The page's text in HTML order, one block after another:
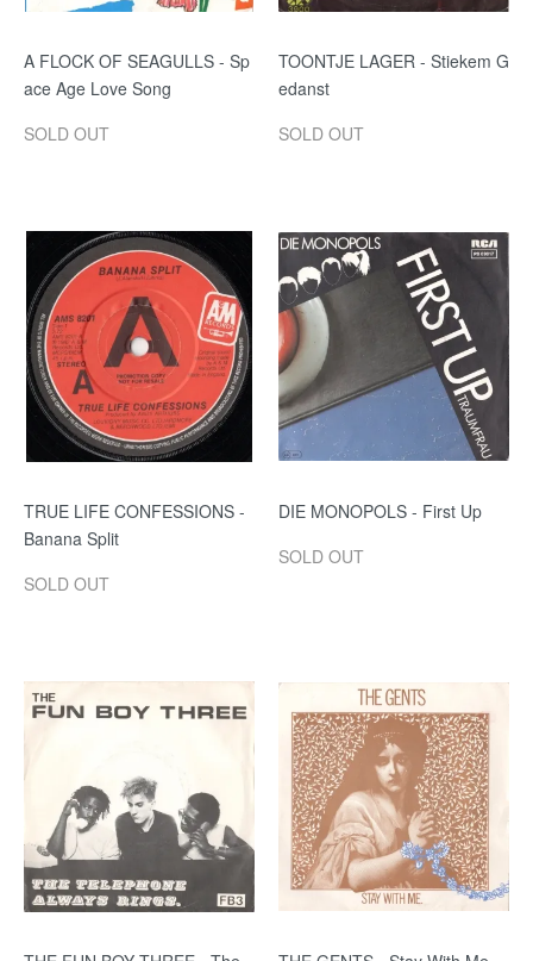
A FLOCK OF SEAGULLS - Sp
ace Age Love Song
SOLD OUT
TOONTJE LAGER - Stiekem G
edanst
SOLD OUT
TRUE LIFE CONFESSIONS -
Banana Split
SOLD OUT
DIE MONOPOLS - First Up
SOLD OUT